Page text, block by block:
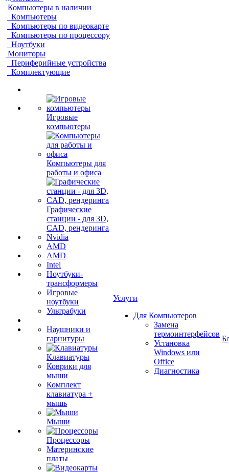
Компьютеры в наличии
Компьютеры
Компьютеры по видеокарте
Компьютеры по процессору
Ноутбуки
Мониторы
Периферийные устройства
Комплектующие
Игровые
компьютеры
Компьютеры для
работы и офиса
Графические
станции - для 3D,
CAD, рендеринга
Nvidia
AMD
AMD
Intel
Ноутбуки-
трансформеры
Игровые
ноутбуки
Ультрабуки
Наушники и
гарнитуры
Клавиатуры
Коврики для
мыши
Комплект
клавиатура +
мышь
Мыши
Процессоры
Материнские
платы
Услуги
Для Компьютеров
Замена
термоинтерфейсов
Установка
Windows или
Office
Диагностика